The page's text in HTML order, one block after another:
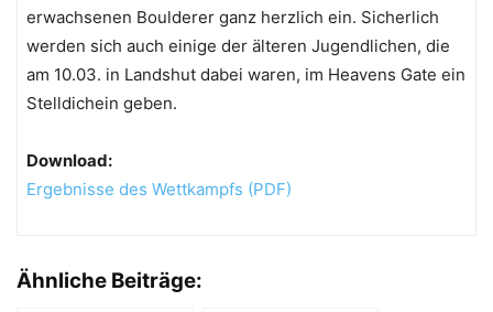
erwachsenen Boulderer ganz herzlich ein. Sicherlich
werden sich auch einige der älteren Jugendlichen, die
am 10.03. in Landshut dabei waren, im Heavens Gate ein
Stelldichein geben.
Download:
Ergebnisse des Wettkampfs (PDF)
Ähnliche Beiträge: